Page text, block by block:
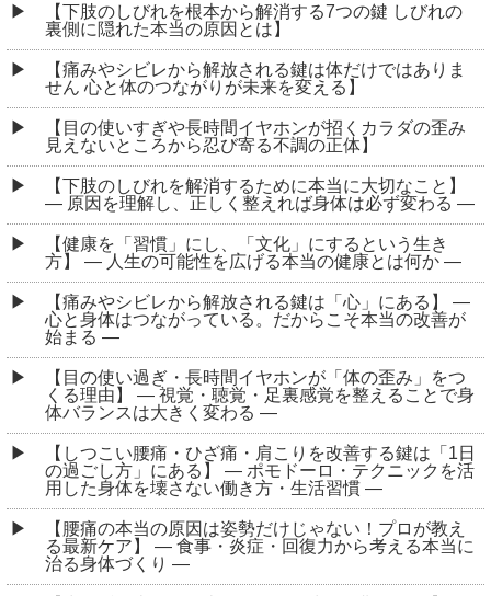
【下肢のしびれを根本から解消する7つの鍵 しびれの
裏側に隠れた本当の原因とは】
【痛みやシビレから解放される鍵は体だけではありま
せん 心と体のつながりが未来を変える】
【目の使いすぎや長時間イヤホンが招くカラダの歪み
見えないところから忍び寄る不調の正体】
【下肢のしびれを解消するために本当に大切なこと】
― 原因を理解し、正しく整えれば身体は必ず変わる ―
【健康を「習慣」にし、「文化」にするという生き
方】 ― 人生の可能性を広げる本当の健康とは何か ―
【痛みやシビレから解放される鍵は「心」にある】 ―
心と身体はつながっている。だからこそ本当の改善が
始まる ―
【目の使い過ぎ・長時間イヤホンが「体の歪み」をつ
くる理由】 ― 視覚・聴覚・足裏感覚を整えることで身
体バランスは大きく変わる ―
【しつこい腰痛・ひざ痛・肩こりを改善する鍵は「1日
の過ごし方」にある】 ― ポモドーロ・テクニックを活
用した身体を壊さない働き方・生活習慣 ―
【腰痛の本当の原因は姿勢だけじゃない！プロが教え
る最新ケア】 ― 食事・炎症・回復力から考える本当に
治る身体づくり ―